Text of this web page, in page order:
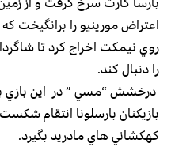
اعتراض مورينيو را برانگيخت
روي نيمكت اخراج كرد تا
را دنبال كند.
درخشش “مسي ” در اين
بازيكنان بارسلونا انتقام
كهكشاني هاي مادريد بگيرد.